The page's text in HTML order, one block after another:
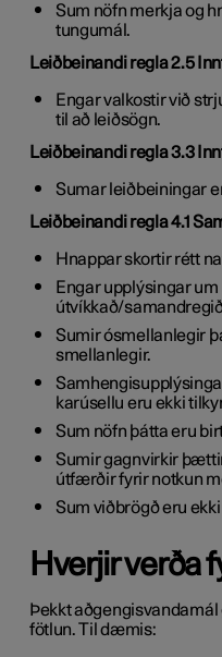
Sum nöfn merkja og
tungumál.
Leiðbeinandi regla 2.5
Engar valkostir við
til að leiðsögn.
Leiðbeinandi regla 3.3
Sumar leiðbeiningar
Leiðbeinandi regla 4.1
Hnappar skortir rétt
Engar upplýsingar
útvíkkað/
Sumir ósmellanlegir
smellanlegir.
karúsellu eru ekki
Sum nöfn þátta eru
Sumir gagnvirkir
útfærðir fyrir notkun
Sum viðbrögð eru
Hverjir verða
Þekkt
fötlun. Til dæmis: